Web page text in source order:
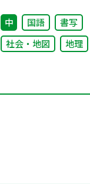
中 国語
書写
社会・地図
地理